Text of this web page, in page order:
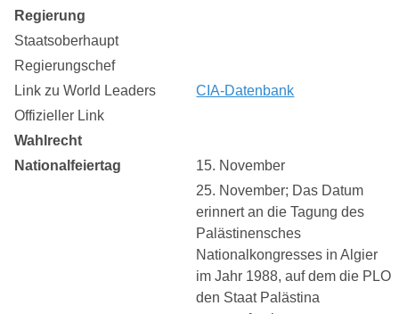
Regierung
Staatsoberhaupt
Regierungschef
Link zu World Leaders
CIA-Datenbank
Offizieller Link
Wahlrecht
Nationalfeiertag
15. November
25. November; Das Datum
erinnert an die Tagung des
Palästinensches
Nationalkongresses in Algier
im Jahr 1988, auf dem die PLO
den Staat Palästina